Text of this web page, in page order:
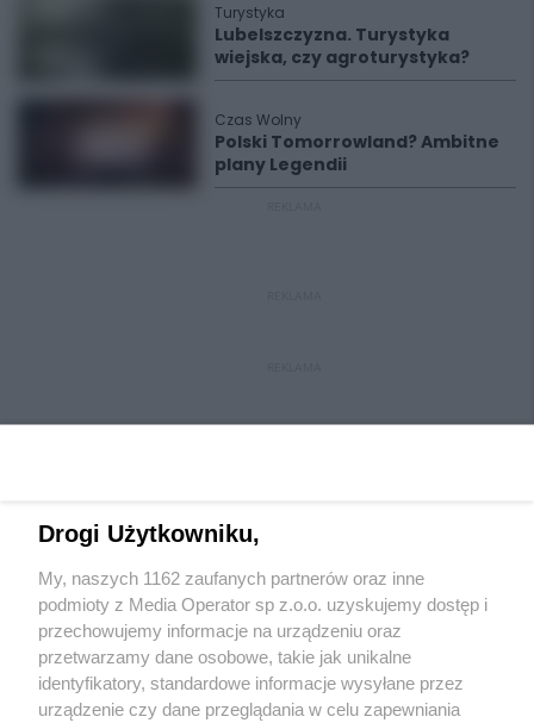
Turystyka
Lubelszczyzna. Turystyka
wiejska, czy agroturystyka?
Czas Wolny
Polski Tomorrowland? Ambitne
plany Legendii
Wydawca mediówlokalnych
Drogi Użytkowniku,
My, naszych 1162 zaufanych partnerów oraz inne
podmioty z Media Operator sp z.o.o. uzyskujemy dostęp i
przechowujemy informacje na urządzeniu oraz
przetwarzamy dane osobowe, takie jak unikalne
identyfikatory, standardowe informacje wysyłane przez
urządzenie czy dane przeglądania w celu zapewniania